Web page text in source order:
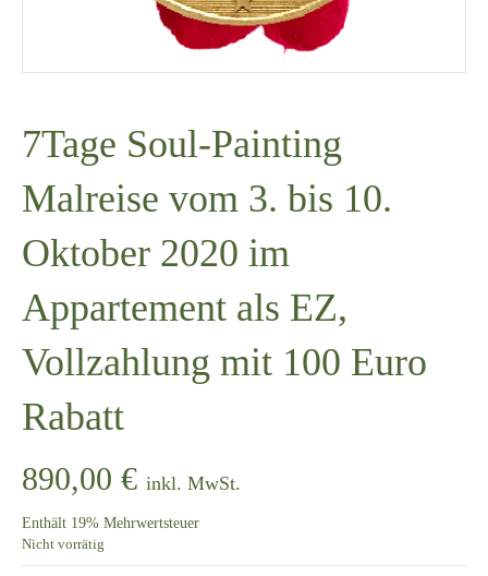
7Tage Soul-Painting
Malreise vom 3. bis 10.
Oktober 2020 im
Appartement als EZ,
Vollzahlung mit 100 Euro
Rabatt
890,00 € inkl. MwSt.
Enthält 19% Mehrwertsteuer
Nicht vorrätig